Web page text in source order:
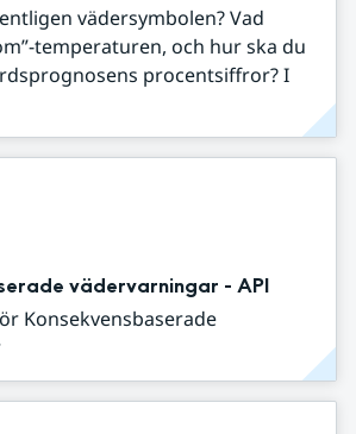
vädersymbolen? Vad
temperaturen, och hur ska du
procentsiffror? I
vädervarningar - API
Konsekvensbaserade